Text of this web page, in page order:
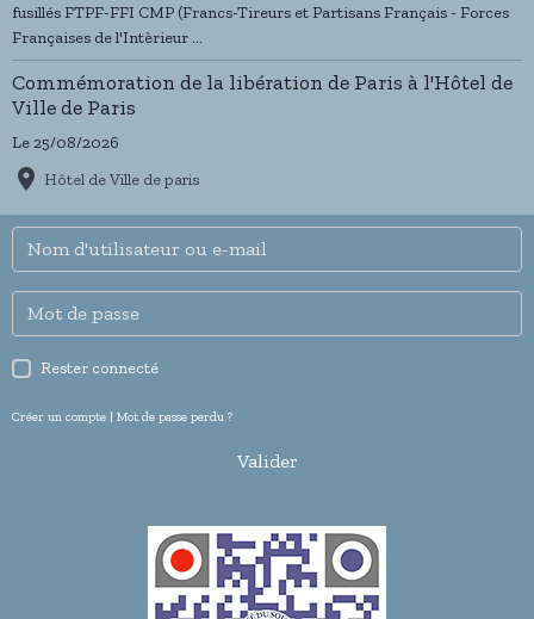
fusillés FTPF-FFI CMP (Francs-Tireurs et Partisans Français - Forces
Françaises de l'Intèrieur ...
Commémoration de la libération de Paris à l'Hôtel de
Ville de Paris
Le 25/08/2026
Hôtel de Ville de paris
Rester connecté
Créer un compte | Mot de passe perdu ?
Valider